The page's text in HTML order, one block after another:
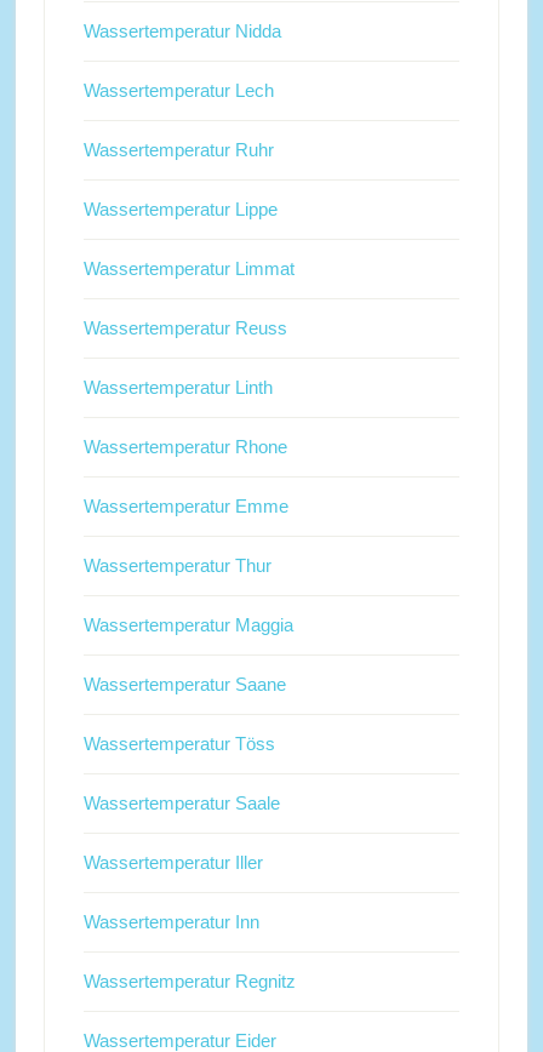
Wassertemperatur Nidda
Wassertemperatur Lech
Wassertemperatur Ruhr
Wassertemperatur Lippe
Wassertemperatur Limmat
Wassertemperatur Reuss
Wassertemperatur Linth
Wassertemperatur Rhone
Wassertemperatur Emme
Wassertemperatur Thur
Wassertemperatur Maggia
Wassertemperatur Saane
Wassertemperatur Töss
Wassertemperatur Saale
Wassertemperatur Iller
Wassertemperatur Inn
Wassertemperatur Regnitz
Wassertemperatur Eider